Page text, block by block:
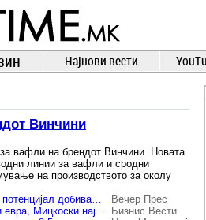
TIME.mk
ВЕСТИ
NEWSНајнови вести
Винчини
вафли на брендот Винчини. Новата
линии за вафли и сродни
на производството за околу
Домашните трговски марки со силен извозен потенцијал добиваат нов поттик
Вечер Прес
Нова фабрика на „Макрогрес“ од 8,5 милиони евра, Мицкоски најави поддршка за домашните бизниси
Бизнис Вести